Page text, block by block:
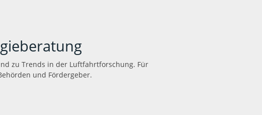
zu Trends in der Luftfahrtforschung. Für
und Fördergeber.